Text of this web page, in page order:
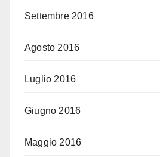
Settembre 2016
Agosto 2016
Luglio 2016
Giugno 2016
Maggio 2016